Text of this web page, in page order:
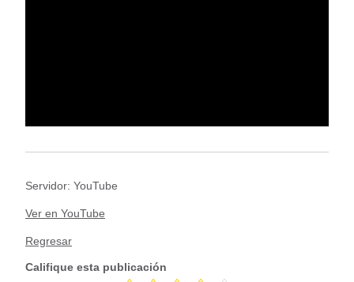
Servidor: YouTube
Ver en YouTube
Regresar
Califique esta publicación